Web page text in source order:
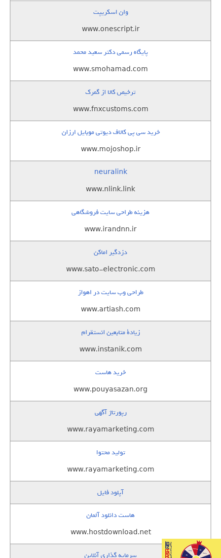
وان اسکریپت
www.onescript.ir
پایگاه رسمی دکتر سعید محمد
www.smohamad.com
ترخیص کالا از گمرک
www.fnxcustoms.com
خرید سی پی کالاف دیوتی موبایل ارزان
www.mojoshop.ir
neuralink
www.nlink.link
هزینه طراحی سایت فروشگاهی
www.irandnn.ir
دزدگیر اماکن
www.sato-electronic.com
طراحی وب سایت در اهواز
www.artiash.com
زيادة متابعين انستقرام
www.instanik.com
خرید هاست
www.pouyasazan.org
رپورتاژ آگهی
www.rayamarketing.com
تولید محتوا
www.rayamarketing.com
آپلود فایل
هاست دانلود آلمان
www.hostdownload.net
سرمایه گذاری آنلاین